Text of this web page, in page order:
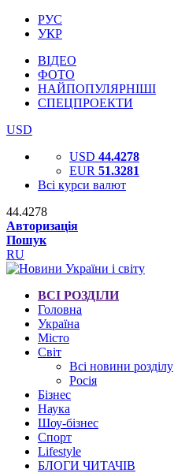
РУС
УКР
ВІДЕО
ФОТО
НАЙПОПУЛЯРНІШІ
СПЕЦПРОЕКТИ
USD
USD 44.4278
EUR 51.3281
Всі курси валют
44.4278
Авторизація
Пошук
RU
ВСІ РОЗДІЛИ
Головна
Україна
Місто
Світ
Всі новини розділу
Росія
Бізнес
Наука
Шоу-бізнес
Спорт
Lifestyle
БЛОГИ ЧИТАЧІВ